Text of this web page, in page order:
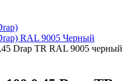
RAL 9005 Черный
Drap TR RAL 9005 черный